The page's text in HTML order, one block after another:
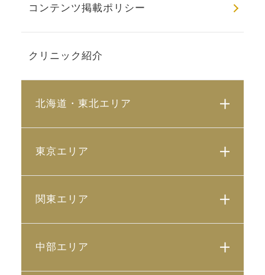
コンテンツ掲載ポリシー
クリニック紹介
北海道・東北エリア
東京エリア
関東エリア
中部エリア